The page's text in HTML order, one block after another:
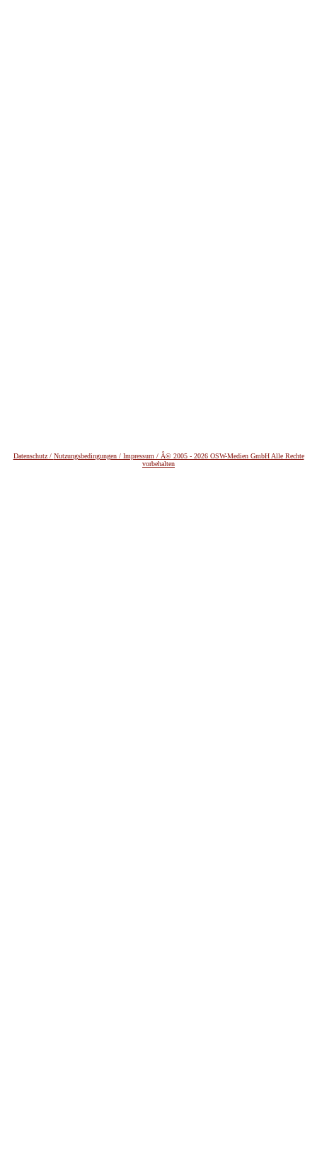
Datenschutz / Nutzungsbedingungen / Impressum / Â© 2005 - 2026 OSW-Medien GmbH Alle Rechte
vorbehalten